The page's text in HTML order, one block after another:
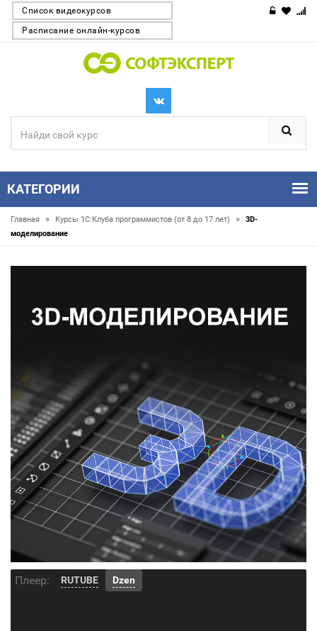
Список видеокурсов
Расписание онлайн-курсов
КАТЕГОРИИ
Главная » Курсы 1С:Клуба программистов (от 8 до 17 лет) »
3D-
моделирование
Плеер: RUTUBE Dzen